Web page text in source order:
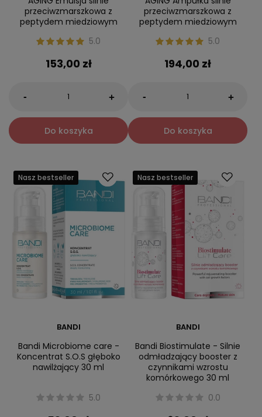
przeciwzmarszkowa z
peptydem miedziowym
5.0
153,00 zł
- +
Do koszyka
przeciwzmarszkowa z
peptydem miedziowym
5.0
194,00 zł
- +
Do koszyka
Nasz bestseller
BANDI
Bandi Microbiome care -
Koncentrat S.O.S głęboko
nawilżający 30 ml
5.0
Nasz bestseller
BANDI
Bandi Biostimulate - Silnie
odmładzający booster z
czynnikami wzrostu
komórkowego 30 ml
0.0